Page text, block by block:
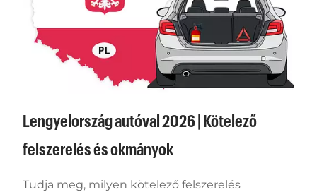
Lengyelország autóval 2026 | Kötelező
felszerelés és okmányok
Tudja meg, milyen kötelező felszerelés